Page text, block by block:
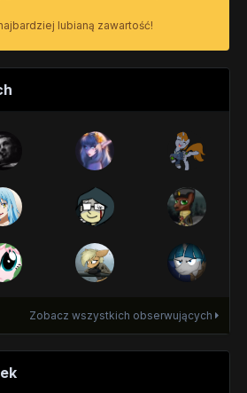
lubianą zawartość!
Zobacz wszystkich obserwujących